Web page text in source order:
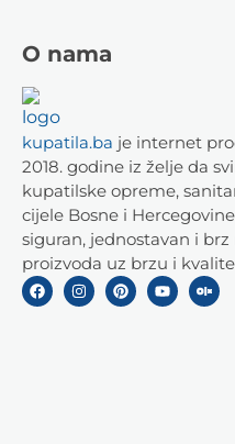
O nama
kupatila.ba je internet
2018. godine iz želje da
kupatilske opreme,
cijele Bosne i
siguran, jednostavan i
proizvoda uz brzu i